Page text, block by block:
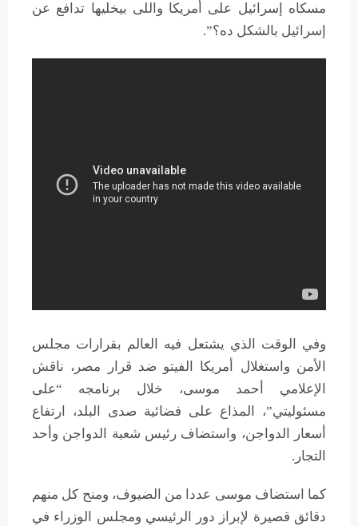
مسكاه إسرائيل على أمريكا واللى بيخليها تدافع عن
إسرائيل بالشكل ده؟”.
وفي الوقت الذي يشتعل فيه العالم بقرارات مجلس
الأمن واستغلال أمريكا الفيتو ضد قرار مصر، ناقش
الإعلامي أحمد موسى، خلال برنامجه “على
مسئوليتي”، المذاع على فضائية صدى البلد، ارتفاع
أسعار الدواجن، واستضاف رئيس شعبة الدواجن وأحد
التجار.
كما استضاف موسى عددا من الضيوف، ومنح كل منهم
دقائق قصيرة لإبراز دور الرئيسي ومجلس الوزراء في